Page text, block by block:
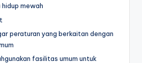
mewah
peraturan yang berkaitan dengan
fasilitas umum untuk